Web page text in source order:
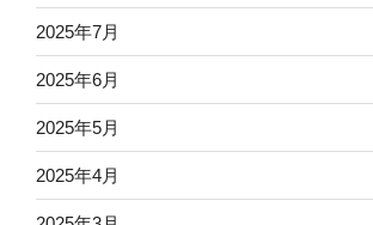
2025年7月
2025年6月
2025年5月
2025年4月